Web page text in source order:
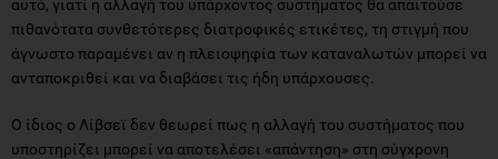
αυτό, γιατί η αλλαγή του υπάρχοντος συστήματος θα απαιτούσε
πιθανότατα συνθετότερες διατροφικές ετικέτες, τη στιγμή που
άγνωστο παραμένει αν η πλειοψηφία των καταναλωτών μπορεί να
ανταποκριθεί και να διαβάσει τις ήδη υπάρχουσες.
Ο ίδιος ο Λίβσεϊ δεν θεωρεί πως η αλλαγή του συστήματος που
υποστηρίζει μπορεί να αποτελέσει «απάντηση» στη σύγχρονη